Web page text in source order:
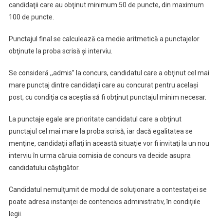
candidaţii care au obţinut minimum 50 de puncte, din maximum
100 de puncte.
Punctajul final se calculează ca medie aritmetică a punctajelor
obţinute la proba scrisă şi interviu.
Se consideră ,,admis” la concurs, candidatul care a obţinut cel mai
mare punctaj dintre candidaţii care au concurat pentru acelaşi
post, cu condiţia ca aceştia să fi obţinut punctajul minim necesar.
La punctaje egale are prioritate candidatul care a obţinut
punctajul cel mai mare la proba scrisă, iar dacă egalitatea se
menţine, candidaţii aflaţi în această situaţie vor fi invitaţi la un nou
interviu în urma căruia comisia de concurs va decide asupra
candidatului câştigător.
Candidatul nemulţumit de modul de soluţionare a contestaţiei se
poate adresa instanţei de contencios administrativ, în condiţiile
legii.